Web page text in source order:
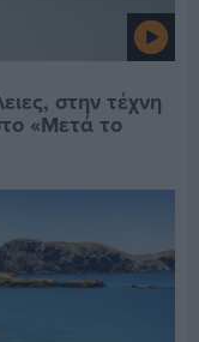
στην τέχνη
«Μετά το